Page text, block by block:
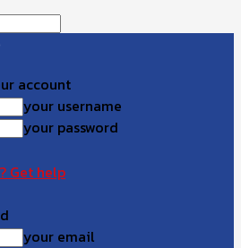
account
your username
your password
Get help
your email